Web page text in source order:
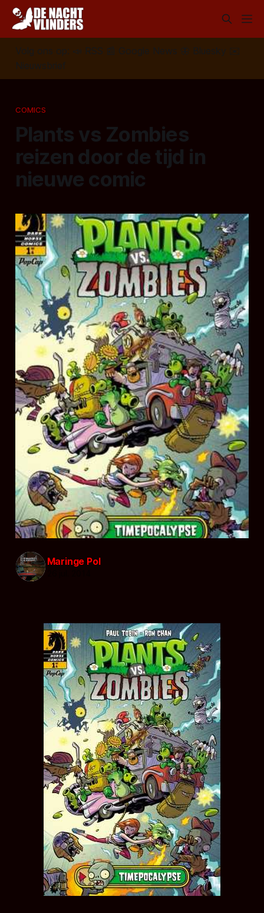
Volg ons op: 📣 RSS 📰 Google News 🦋 Bluesky
✉️
Nieuwsbrief
COMICS
Plants vs Zombies
reizen door de tijd in
nieuwe comic
Maringe Pol